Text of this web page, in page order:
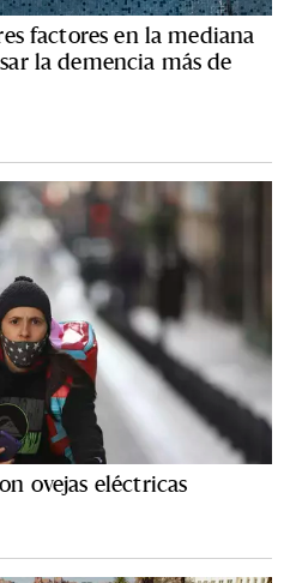
factores en la mediana
la demencia más de
ovejas eléctricas